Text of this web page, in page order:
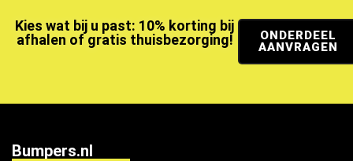
Kies wat bij u past: 10% korting bij
afhalen of gratis thuisbezorging!
ONDERDEEL
AANVRAGEN
Bumpers.nl